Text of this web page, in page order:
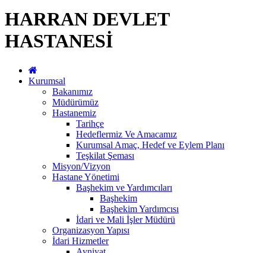
HARRAN DEVLET
HASTANESİ
Kurumsal
Bakanımız
Müdürümüz
Hastanemiz
Tarihçe
Hedeflermiz Ve Amacamız
Kurumsal Amaç, Hedef ve Eylem Planı
Teşkilat Şeması
Misyon/Vizyon
Hastane Yönetimi
Başhekim ve Yardımcıları
Başhekim
Başhekim Yardımcısı
İdari ve Mali İşler Müdürü
Organizasyon Yapısı
İdari Hizmetler